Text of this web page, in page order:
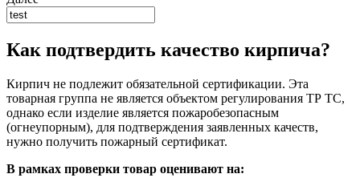
Как подтвердить качество кирпича?
Кирпич не подлежит обязательной сертификации. Эта
товарная группа не является объектом регулирования ТР ТС,
однако если изделие является пожаробезопасным
(огнеупорным), для подтверждения заявленных качеств,
нужно получить пожарный сертификат.
В рамках проверки товар оценивают на: